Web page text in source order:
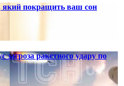
який покращить ваш сон
загроза ракетного удару по